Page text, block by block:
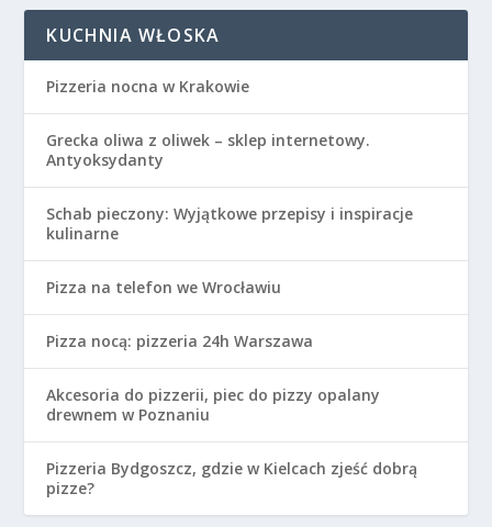
KUCHNIA WŁOSKA
Pizzeria nocna w Krakowie
Grecka oliwa z oliwek – sklep internetowy.
Antyoksydanty
Schab pieczony: Wyjątkowe przepisy i inspiracje
kulinarne
Pizza na telefon we Wrocławiu
Pizza nocą: pizzeria 24h Warszawa
Akcesoria do pizzerii, piec do pizzy opalany
drewnem w Poznaniu
Pizzeria Bydgoszcz, gdzie w Kielcach zjeść dobrą
pizze?